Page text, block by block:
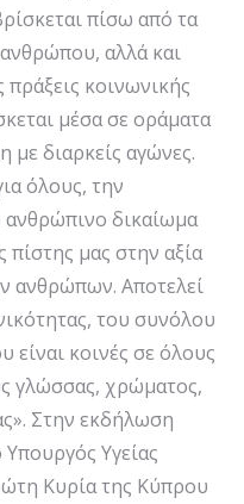
πίσω από τα
αλλά και
κοινωνικής
μέσα σε οράματα
με διαρκείς αγώνες.
όλους, την
ανθρώπινο δικαίωμα
πίστης μας στην αξία
ανθρώπων. Αποτελεί
του συνόλου
κοινές σε όλους
γλώσσας, χρώματος,
Στην εκδήλωση
Υγείας
Κυρία της Κύπρου